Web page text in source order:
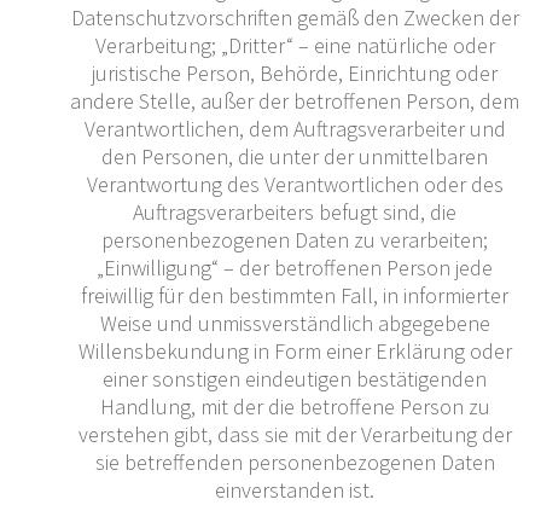
Datenschutzvorschriften gemäß den Zwecken der
Verarbeitung; „Dritter“ – eine natürliche oder
juristische Person, Behörde, Einrichtung oder
andere Stelle, außer der betroffenen Person, dem
Verantwortlichen, dem Auftragsverarbeiter und
den Personen, die unter der unmittelbaren
Verantwortung des Verantwortlichen oder des
Auftragsverarbeiters befugt sind, die
personenbezogenen Daten zu verarbeiten;
„Einwilligung“ – der betroffenen Person jede
freiwillig für den bestimmten Fall, in informierter
Weise und unmissverständlich abgegebene
Willensbekundung in Form einer Erklärung oder
einer sonstigen eindeutigen bestätigenden
Handlung, mit der die betroffene Person zu
verstehen gibt, dass sie mit der Verarbeitung der
sie betreffenden personenbezogenen Daten
einverstanden ist.